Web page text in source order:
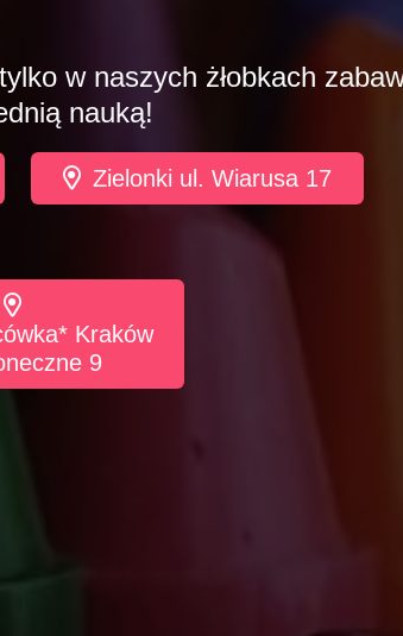
w naszych żłobkach
nauką!
Zielonki ul. Wiarusa 17
Kraków
9